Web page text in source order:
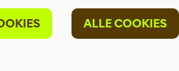
ALLE COOKIES